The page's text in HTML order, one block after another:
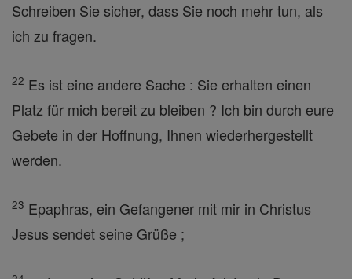
Schreiben Sie sicher, dass Sie noch mehr tun, als
ich zu fragen.
22 Es ist eine andere Sache : Sie erhalten einen
Platz für mich bereit zu bleiben ? Ich bin durch eure
Gebete in der Hoffnung, Ihnen wiederhergestellt
werden.
23 Epaphras, ein Gefangener mit mir in Christus
Jesus sendet seine Grüße ;